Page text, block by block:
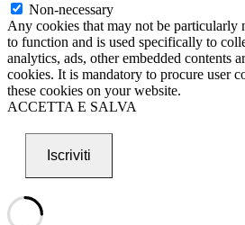
Non-necessary
Any cookies that may not be particularly
to function and is used specifically to
analytics, ads, other embedded contents
cookies. It is mandatory to procure user
these cookies on your website.
ACCETTA E SALVA
Iscriviti